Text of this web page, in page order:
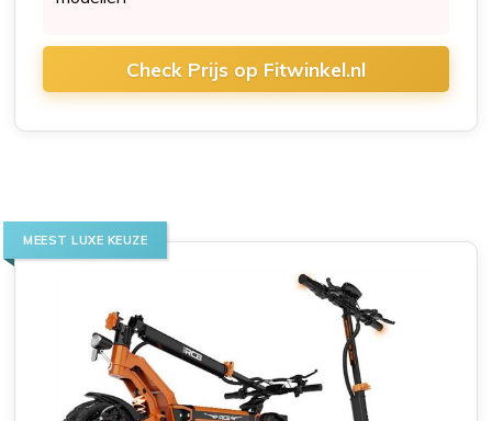
Check Prijs op Fitwinkel.nl
MEEST LUXE KEUZE